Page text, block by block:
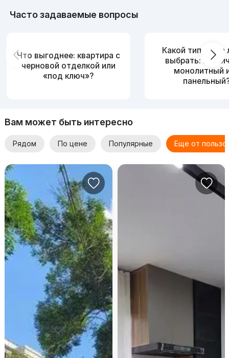
Часто задаваемые вопросы
Что выгоднее: квартира с
черновой отделкой или
«под ключ»?
Какой тип дома
выбрать:
монолитный
Вам может быть интересно
Рядом По цене Популярные Еще от